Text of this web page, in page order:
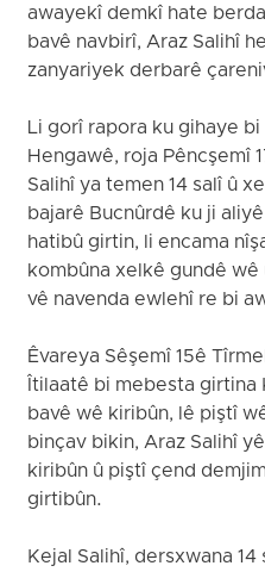
awayekî demkî hate
bavê navbirî, Araz Salihî
zanyariyek derbarê
Li gorî rapora ku gihaye
Hengawê, roja Pêncşemî
Salihî ya temen 14 salî û
bajarê Bucnûrdê ku ji
hatibû girtin, li encama
kombûna xelkê gundê
vê navenda ewlehî re bi
Êvareya Sêşemî 15ê
Îtilaatê bi mebesta girtina
bavê wê kiribûn, lê piştî
binçav bikin, Araz Salihî
kiribûn û piştî çend
girtibûn.
Kejal Salihî, dersxwana